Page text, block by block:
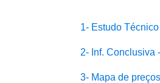
1- Estudo
2- Inf. Conclusiva
3- Mapa de preços